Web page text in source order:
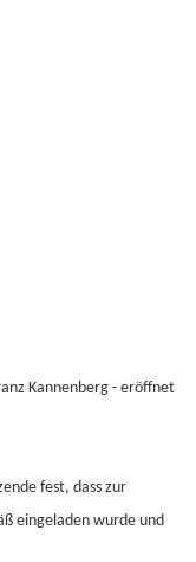
Kannenberg - eröffnet
fest, dass zur
eingeladen wurde und